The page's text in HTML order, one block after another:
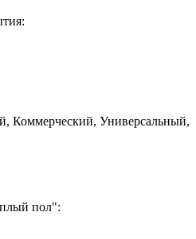
Коммерческий, Универсальный,
пол":